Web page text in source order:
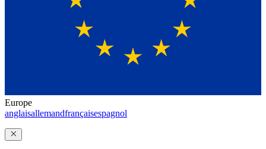
Europe
anglaisallemandfrançaisespagnol